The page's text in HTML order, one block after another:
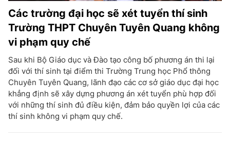
Các trường đại học sẽ xét tuyển thí sinh
Trường THPT Chuyên Tuyên Quang không
vi phạm quy chế
Sau khi Bộ Giáo dục và Đào tạo công bố phương án thi lại
đối với thí sinh tại điểm thi Trường Trung học Phổ thông
Chuyên Tuyên Quang, lãnh đạo các cơ sở giáo dục đại học
khẳng định sẽ xây dựng phương án xét tuyển phù hợp đối
với những thí sinh đủ điều kiện, đảm bảo quyền lợi của các
thí sinh không vi phạm quy chế.